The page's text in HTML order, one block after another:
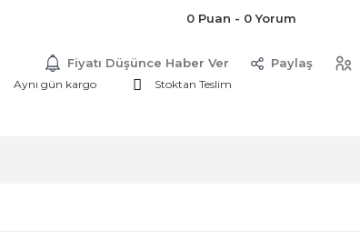
0 Puan - 0 Yorum
Fiyatı Düşünce Haber Ver Paylaş
Aynı gün kargo Stoktan Teslim